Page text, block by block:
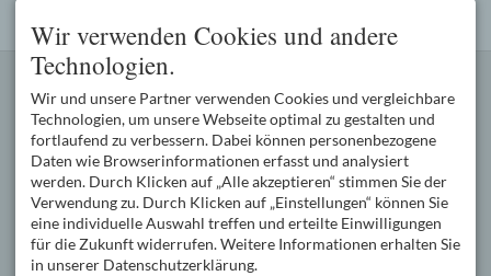
KONTAKT
Kath. Pfarramt Oberstdorf
Oststraße 2
87561 Oberstdorf
DEUTSCHLAND
Tel.+49 8322 977 550
Fax +49 8322 977 55 99
pg.oberstdorf@bistum-
augsburg.de
Die Pfarreiengemeinschaft
Oberstdorf mit den Pfarreien
Oberstdorf (3600
Katholiken), Schöllang (800
Katholiken) und Tiefenbach
(400 Katholiken) wird von
Pfarrer Wolfgang Schnabel
geleitet.
SERVICE
ÖFFNUNGSZEITEN DES
PFARRBÜROS
Wir verwenden Cookies und andere
Technologien.
Wir und unsere Partner verwenden Cookies und vergleichbare
Technologien, um unsere Webseite optimal zu gestalten und
fortlaufend zu verbessern. Dabei können personenbezogene
Daten wie Browserinformationen erfasst und analysiert
werden. Durch Klicken auf „Alle akzeptieren“ stimmen Sie der
Verwendung zu. Durch Klicken auf „Einstellungen“ können Sie
eine individuelle Auswahl treffen und erteilte Einwilligungen
für die Zukunft widerrufen. Weitere Informationen erhalten Sie
in unserer Datenschutzerklärung.